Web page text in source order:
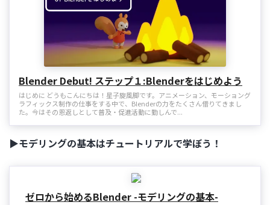
Blender Debut! ステップ１:Blenderをはじめよう
はじめに どうもこんにちは！星子旋風脚です。アニメーション、モーショング
ラフィックス制作の仕事をする中で、Blenderの力をたくさん借りてきまし
た。今はその恩返しとして普及・促進活動に勤しんで...
▶モデリングの基本はチュートリアルで学ぼう！
ゼロから始めるBlender -モデリングの基本-